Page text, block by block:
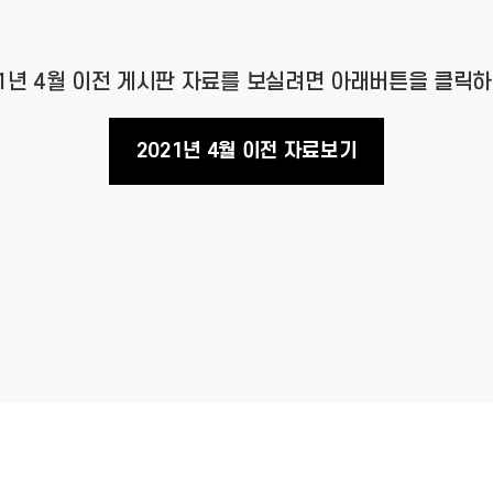
4월 이전 게시판 자료를 보실려면 아래버튼을 클릭
2021년 4월 이전 자료보기